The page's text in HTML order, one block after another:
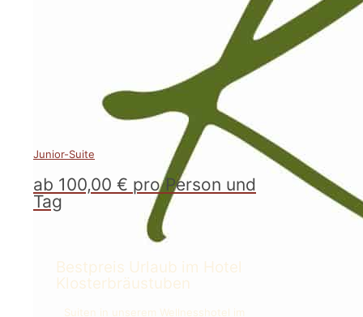
Junior-Suite
ab 100,00 € pro Person und
Tag
Bestpreis Urlaub im Hotel
Klosterbräustuben
Suiten in unserem Wellnesshotel im